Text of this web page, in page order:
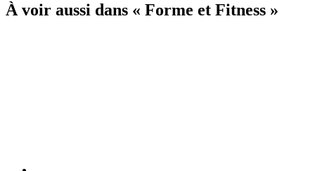
À voir aussi dans « Forme et Fitness »